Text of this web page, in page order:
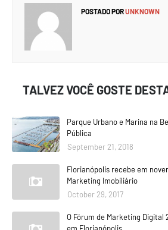
POSTADO PORUNKNOWN
TALVEZ VOCÊ GOSTE
Parque Urbano e Marina na
Pública
September 21, 2018
Florianópolis recebe em
Marketing Imobiliário
October 29, 2017
O Fórum de Marketing Digital